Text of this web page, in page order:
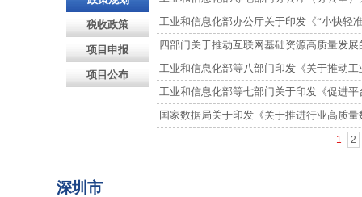
税收政策
项目申报
项目公布
工业和信息化部办公厅关于印发《“小快轻
四部门关于推动互联网基础资源高质量发
工业和信息化部等八部门印发《关于推动
工业和信息化部等七部门关于印发《促进
国家数据局关于印发《关于推进行业高质
1 2
深圳市